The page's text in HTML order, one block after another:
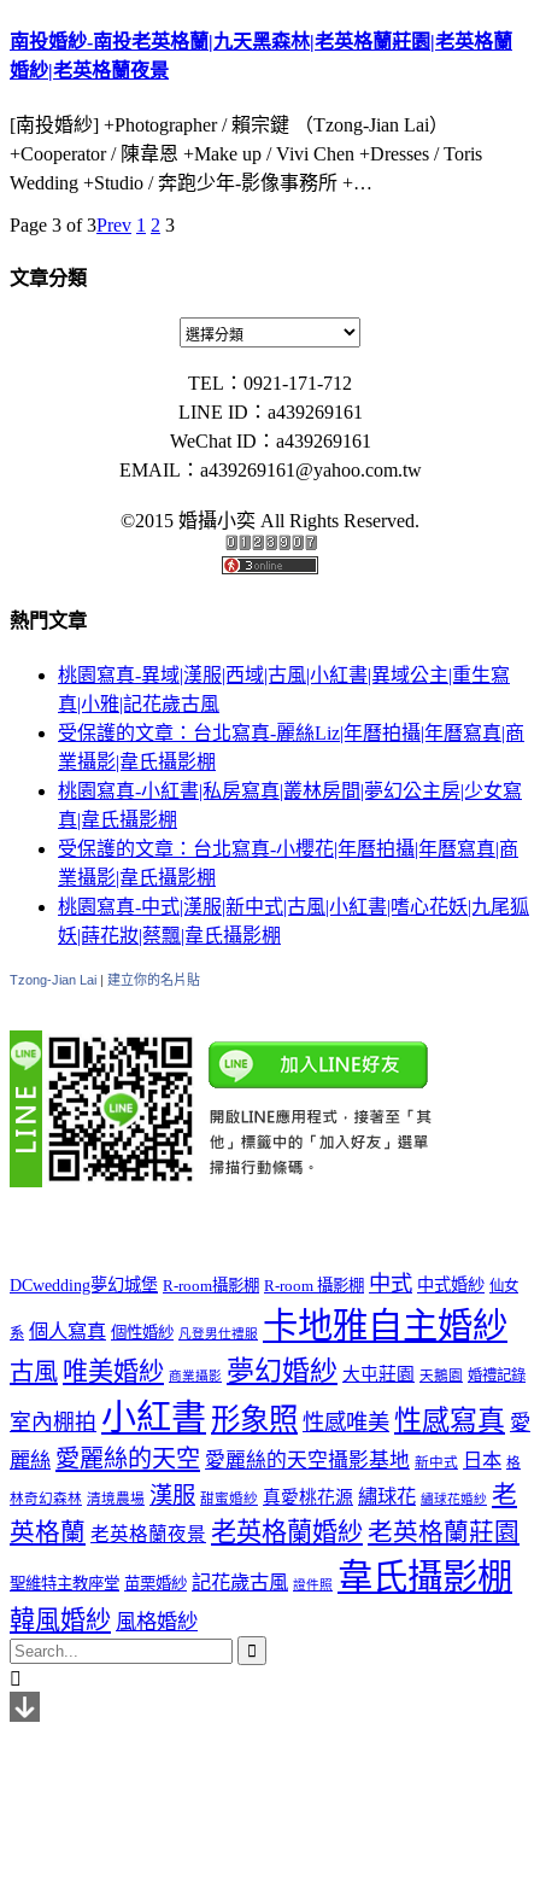
南投婚紗-南投老英格蘭|九天黑森林|老英格蘭莊園|老英格蘭
婚紗|老英格蘭夜景
[南投婚紗] +Photographer / 賴宗鍵 （Tzong-Jian Lai）
+Cooperator / 陳韋恩 +Make up / Vivi Chen +Dresses / Toris
Wedding +Studio / 奔跑少年-影像事務所 +…
Page 3 of 3Prev 1 2 3
文章分類
TEL：0921-171-712
LINE ID：a439269161
WeChat ID：a439269161
EMAIL： a439269161@yahoo.com.tw
©2015 婚攝小奕 All Rights Reserved.
熱門文章
桃園寫真-異域|漢服|西域|古風|小紅書|異域公主|重生寫
真|小雅|記花歲古風
受保護的文章：台北寫真-麗絲Liz|年曆拍攝|年曆寫真|商
業攝影|韋氏攝影棚
桃園寫真-小紅書|私房寫真|叢林房間|夢幻公主房|少女寫
真|韋氏攝影棚
受保護的文章：台北寫真-小櫻花|年曆拍攝|年曆寫真|商
業攝影|韋氏攝影棚
桃園寫真-中式|漢服|新中式|古風|小紅書|嗜心花妖|九尾狐
妖|蒔花妝|蔡飄|韋氏攝影棚
Tzong-Jian Lai | 建立你的名片貼
DCwedding夢幻城堡 R-room攝影棚 R-room 攝影棚 中式 中式婚紗 仙女
系 個人寫真 個性婚紗 凡登男仕禮服 卡地雅自主婚紗
古風 唯美婚紗 商業攝影 夢幻婚紗 大屯莊園 天鵝園 婚禮記錄
室內棚拍 小紅書 形象照 性感唯美 性感寫真 愛
麗絲 愛麗絲的天空 愛麗絲的天空攝影基地 新中式 日本 格
林奇幻森林 清境農場 漢服 甜蜜婚紗 真愛桃花源 繡球花 繡球花婚紗 老
英格蘭 老英格蘭夜景 老英格蘭婚紗 老英格蘭莊園
聖維特主教座堂 苗栗婚紗 記花歲古風 證件照 韋氏攝影棚
韓風婚紗 風格婚紗

